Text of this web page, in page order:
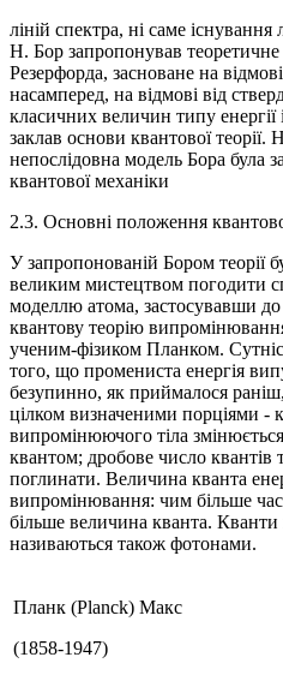
ліній спектра, ні саме
Н. Бор запропонував
Резерфорда, засноване на
насамперед, на відмові від
класичних величин типу
заклав основи квантової теорії.
непослідовна модель Бора була
квантової механіки
2.3. Основні положення
У запропонованій Бором теорії
великим мистецтвом погодити
моделлю атома, застосувавши
квантову теорію
ученим-фізиком Планком.
того, що промениста енергія
безупинно, як приймалося
цілком визначеними порціями -
випромінюючого тіла
квантом; дробове число квантів
поглинати. Величина кванта
випромінювання: чим більше
більше величина кванта. Кванти
називаються також фотонами.
Планк (Planck) Макс
(1858-1947)